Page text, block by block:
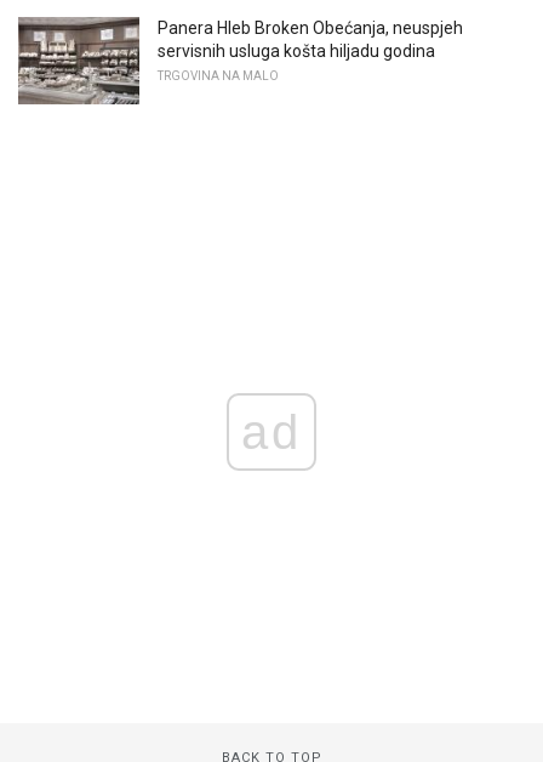
Panera Hleb Broken Obećanja, neuspjeh
servisnih usluga košta hiljadu godina
TRGOVINA NA MALO
ad
BACK TO TOP